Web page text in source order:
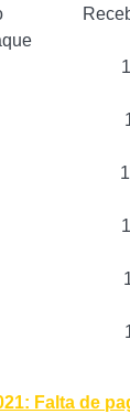
19/
11/
17/
Falta de